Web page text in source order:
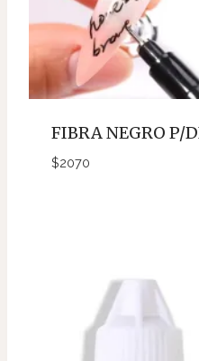
FIBRA NEGRO P/
$2070